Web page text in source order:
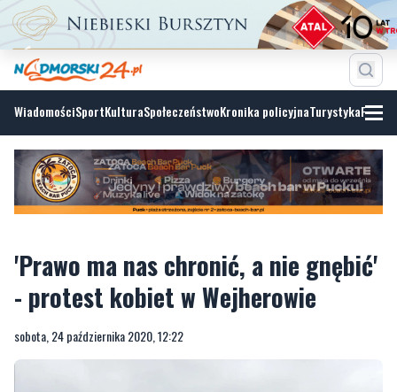
WiadomościSportKulturaSpołeczeństwoKronika policyjnaTurystyka
'Prawo ma nas chronić, a nie gnębić'
sobota, 24 października 2020, 12:22